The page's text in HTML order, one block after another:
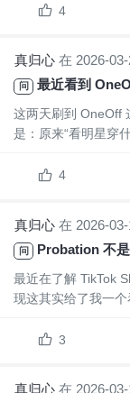
自己到处搜同款、
4
真归心 在 2026-
问 最近看到 OneOff
这两天刷到 OneOff
是：原来“看明星穿
自己到处搜同款、
4
真归心 在 2026-
问 Probation 不是
最近在了解 TikTok
现这其实给了我一
100 再到 200，商
3
真归心 在 2026-